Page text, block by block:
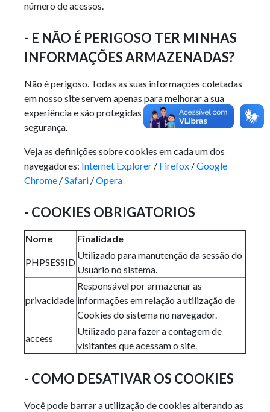
número de acessos.
- E NÃO É PERIGOSO TER MINHAS
INFORMAÇÕES ARMAZENADAS?
Não é perigoso. Todas as suas informações coletadas
em nosso site servem apenas para melhorar a sua
experiência e são protegidas por nosso sistema de
segurança.
Veja as definições sobre cookies em cada um dos
navegadores: Internet Explorer / Firefox /Google
Chrome /Safari /Opera
- COOKIES OBRIGATORIOS
Nome Finalidade
PHPSESSID
Utilizado para manutenção da sessão do
Usuário no sistema.
privacidade
Responsável por armazenar as
informações em relação a utilização de
Cookies do sistema no navegador.
access
Utilizado para fazer a contagem de
visitantes que acessam o site.
- COMO DESATIVAR OS COOKIES
Você pode barrar a utilização de cookies alterando as